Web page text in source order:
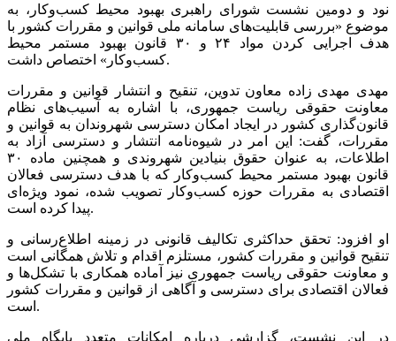
نود و دومین نشست شورای راهبری بهبود محیط کسب‌وکار، به
موضوع «بررسی قابلیت‌های سامانه ملی قوانین و مقررات کشور با
هدف اجرایی کردن مواد ۲۴ و ۳۰ قانون بهبود مستمر محیط
کسب‌وکار» اختصاص داشت.
مهدی مهدی زاده معاون تدوین، تنقیح و انتشار قوانین و مقررات
معاونت حقوقی ریاست جمهوری، با اشاره به آسیب‌های نظام
قانون‌گذاری کشور در ایجاد امکان دسترسی شهروندان به قوانین و
مقررات، گفت: این امر در شیوه‌نامه انتشار و دسترسی آزاد به
اطلاعات، به عنوان حقوق بنیادین شهروندی و همچنین ماده ۳۰
قانون بهبود مستمر محیط کسب‌وکار که با هدف دسترسی فعالان
اقتصادی به مقررات حوزه کسب‌وکار تصویب شده، نمود ویژه‌ای
پیدا کرده است.
او افزود: تحقق حداکثری تکالیف قانونی در زمینه اطلاع‌رسانی و
تنقیح قوانین و مقررات کشور، مستلزم اقدام و تلاش همگانی است
و معاونت حقوقی ریاست جمهوری نیز آماده همکاری با تشکل‌ها و
فعالان اقتصادی برای دسترسی و آگاهی از قوانین و مقررات کشور
است.
در این نشست، گزارشی درباره امکانات متعدد پایگاه ملی